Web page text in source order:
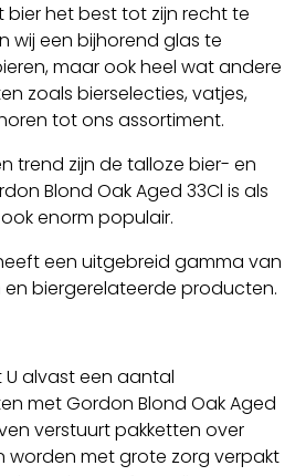
het best tot zijn recht te
wij een bijhorend glas te
maar ook heel wat andere
zoals bierselecties, vatjes,
tot ons assortiment.
trend zijn de talloze bier- en
Blond Oak Aged 33Cl is als
enorm populair.
een uitgebreid gamma van
en biergerelateerde producten.
alvast een aantal
met Gordon Blond Oak Aged
verstuurt pakketten over
worden met grote zorg verpakt